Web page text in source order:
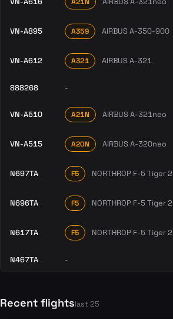
VN-A895 A359 AIRBUS A-350-900
VN-A612 A321 AIRBUS A-321
888268 -
VN-A510 A21N AIRBUS A-321neo
VN-A515 A20N AIRBUS A-320neo
N697TA F5 NORTHROP F-5 Tiger 2
N696TA F5 NORTHROP F-5 Tiger 2
N617TA F5 NORTHROP F-5 Tiger 2
N467TA -
Recent flightslast 25